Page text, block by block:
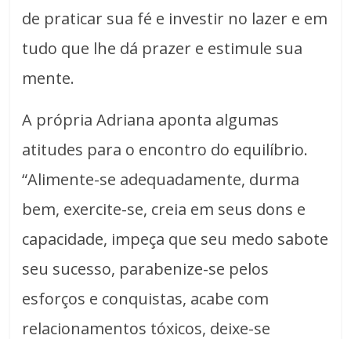
de praticar sua fé e investir no lazer e em
tudo que lhe dá prazer e estimule sua
mente.
A própria Adriana aponta algumas
atitudes para o encontro do equilíbrio.
“Alimente-se adequadamente, durma
bem, exercite-se, creia em seus dons e
capacidade, impeça que seu medo sabote
seu sucesso, parabenize-se pelos
esforços e conquistas, acabe com
relacionamentos tóxicos, deixe-se